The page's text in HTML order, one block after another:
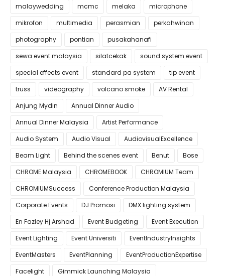
malaywedding
mcmc melaka
microphone
mikrofon
multimedia perasmian
perkahwinan
photography
pontian
pusakahanafi
sewa event malaysia
silatcekak
sound system event
special effects event
standard pa system
tip event
truss
videography volcano smoke
AV Rental
Anjung Mydin
Annual Dinner Audio
Annual Dinner Malaysia
Artist Performance
Audio System
Audio Visual
AudiovisualExcellence
Beam Light
Behind the scenes event Benut
Bose
CHROME Malaysia
CHROMEBOOK
CHROMIUM Team
CHROMIUMSuccess
Conference Production Malaysia
Corporate Events
DJ Promosi
DMX lighting system
En Fazley Hj Arshad
Event Budgeting
Event Execution
Event Lighting
Event Universiti
EventIndustryInsights
EventMasters
EventPlanning
EventProductionExpertise
Facelight
Gimmick Launching Malaysia